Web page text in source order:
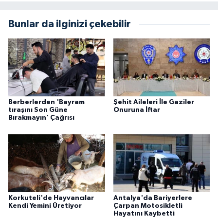
Bunlar da ilginizi çekebilir
Berberlerden 'Bayram
tıraşını Son Güne
Bırakmayın' Çağrısı
Şehit Aileleri İle Gaziler
Onuruna İftar
Korkuteli'de Hayvancılar
Kendi Yemini Üretiyor
Antalya'da Bariyerlere
Çarpan Motosikletli
Hayatını Kaybetti